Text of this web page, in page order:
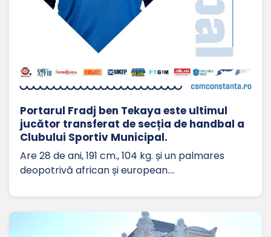
Portarul Fradj ben Tekaya este ultimul
jucător transferat de secția de handbal a
Clubului Sportiv Municipal.
Are 28 de ani, 191 cm., 104 kg. și un palmares
deopotrivă african și european.…